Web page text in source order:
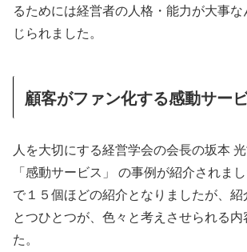
るためには経営者の人格・能力が大事
じられました。
顧客がファン化する感動サー
人を大切にする経営学会の会長の坂本
「感動サービス」 の事例が紹介されま
で１５個ほどの紹介となりましたが、
とつひとつが、色々と考えさせられる
た。